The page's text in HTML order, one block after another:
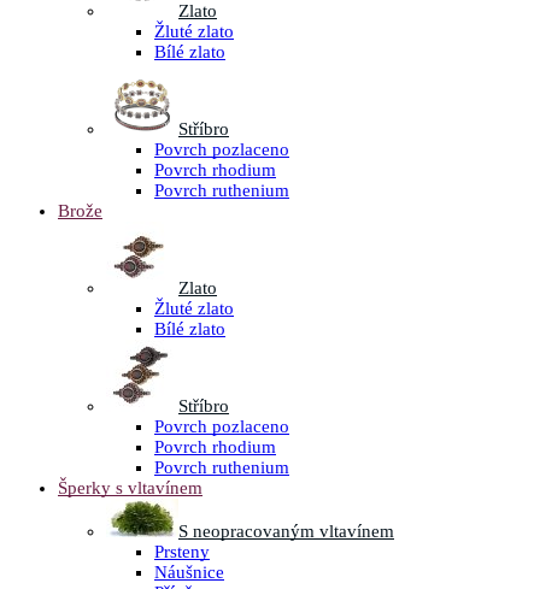
Zlato
Žluté zlato
Bílé zlato
Stříbro
Povrch pozlaceno
Povrch rhodium
Povrch ruthenium
Brože
Zlato
Žluté zlato
Bílé zlato
Stříbro
Povrch pozlaceno
Povrch rhodium
Povrch ruthenium
Šperky s vltavínem
S neopracovaným vltavínem
Prsteny
Náušnice